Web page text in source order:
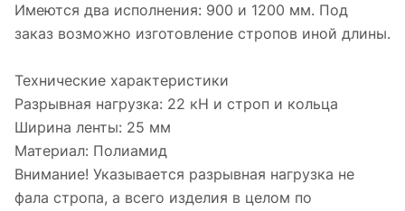
Имеются два исполнения: 900 и 1200 мм. Под
заказ возможно изготовление стропов иной длины.
Технические характеристики
Разрывная нагрузка: 22 кН и строп и кольца
Ширина ленты: 25 мм
Материал: Полиамид
Внимание! Указывается разрывная нагрузка не
фала стропа, а всего изделия в целом по